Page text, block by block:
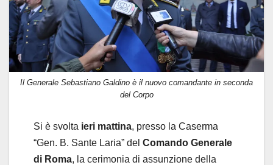
Il Generale Sebastiano Galdino è il nuovo comandante in seconda
del Corpo
Si è svolta ieri mattina, presso la Caserma
“Gen. B. Sante Laria” del Comando Generale
di Roma, la cerimonia di assunzione della